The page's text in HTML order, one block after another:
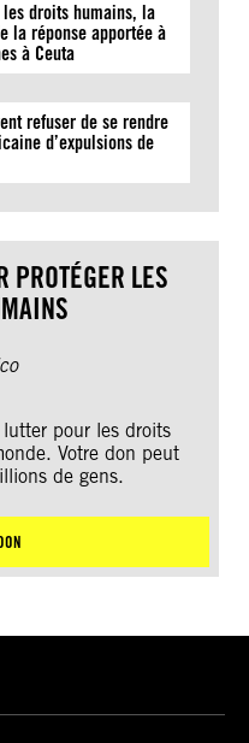
droits humains, la
la réponse apportée à
à Ceuta
refuser de se rendre
d’expulsions de
PROTÉGER LES
pour les droits
Votre don peut
de gens.